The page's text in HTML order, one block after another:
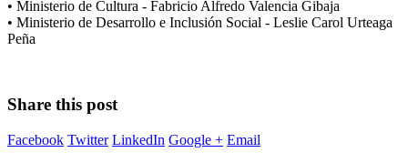
• Ministerio de Cultura - Fabricio Alfredo Valencia Gibaja
• Ministerio de Desarrollo e Inclusión Social - Leslie Carol Urteaga
Peña
Share this post
Facebook Twitter LinkedIn Google + Email